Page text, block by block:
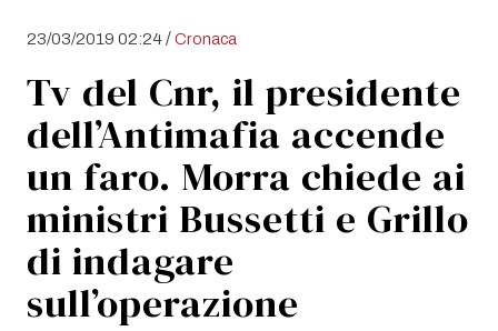
23/03/2019 02:24/Cronaca
Tv del Cnr, il presidente
dell’Antimafia accende
un faro. Morra chiede ai
ministri Bussetti e Grillo
di indagare
sull’operazione